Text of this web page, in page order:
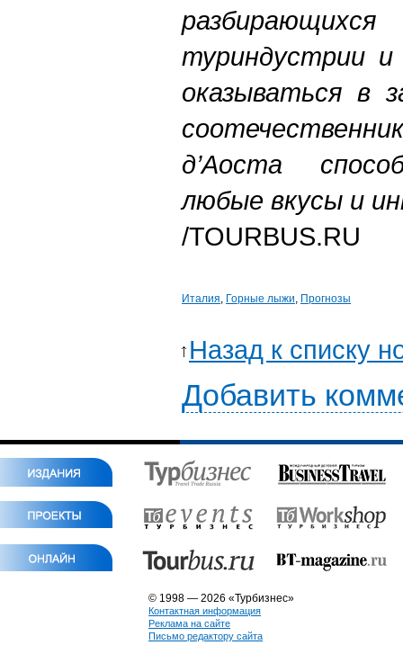
туриндустрии
оказываться в
д’Аоста
любые вкусы и
/TOURBUS.RU
Италия, Горные лыжи, Прогнозы
Назад к списку
Добавить
© 1998 — 2026 «Турбизнес»
Контактная информация
Реклама на сайте
Письмо редактору сайта